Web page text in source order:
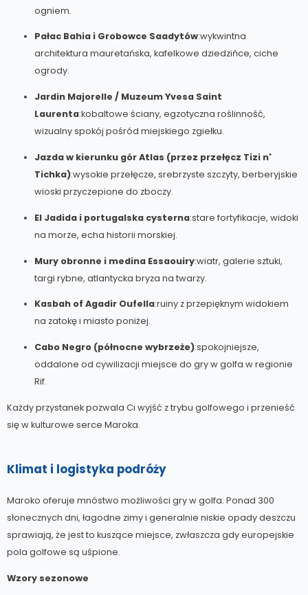
ogniem.
Pałac Bahia i Grobowce Saadytów:wykwintna
architektura mauretańska, kafelkowe dziedzińce, ciche
ogrody.
Jardin Majorelle / Muzeum Yvesa Saint
Laurenta:kobaltowe ściany, egzotyczna roślinność,
wizualny spokój pośród miejskiego zgiełku.
Jazda w kierunku gór Atlas (przez przełęcz Tizi n'
Tichka):wysokie przełęcze, srebrzyste szczyty, berberyjskie
wioski przyczepione do zboczy.
El Jadida i portugalska cysterna:stare fortyfikacje, widoki
na morze, echa historii morskiej.
Mury obronne i medina Essaouiry:wiatr, galerie sztuki,
targi rybne, atlantycka bryza na twarzy.
Kasbah of Agadir Oufella:ruiny z przepięknym widokiem
na zatokę i miasto poniżej.
Cabo Negro (północne wybrzeże):spokojniejsze,
oddalone od cywilizacji miejsce do gry w golfa w regionie
Rif.
Każdy przystanek pozwala Ci wyjść z trybu golfowego i przenieść
się w kulturowe serce Maroka.
Klimat i logistyka podróży
Maroko oferuje mnóstwo możliwości gry w golfa. Ponad 300
słonecznych dni, łagodne zimy i generalnie niskie opady deszczu
sprawiają, że jest to kuszące miejsce, zwłaszcza gdy europejskie
pola golfowe są uśpione.
Wzory sezonowe